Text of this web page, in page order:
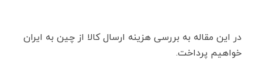
در این مقاله به بررسی هزینه ارسال کالا از چین به ایران
خواهیم پرداخت.